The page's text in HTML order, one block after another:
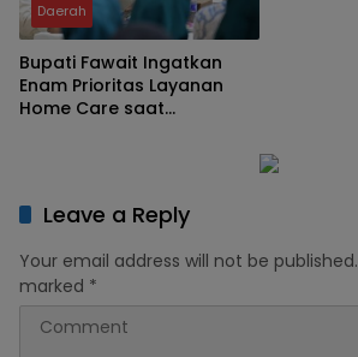
Daerah
Bupati Fawait Ingatkan
Enam Prioritas Layanan
Home Care saat
Leave a Reply
Your email address will not be published.
marked *